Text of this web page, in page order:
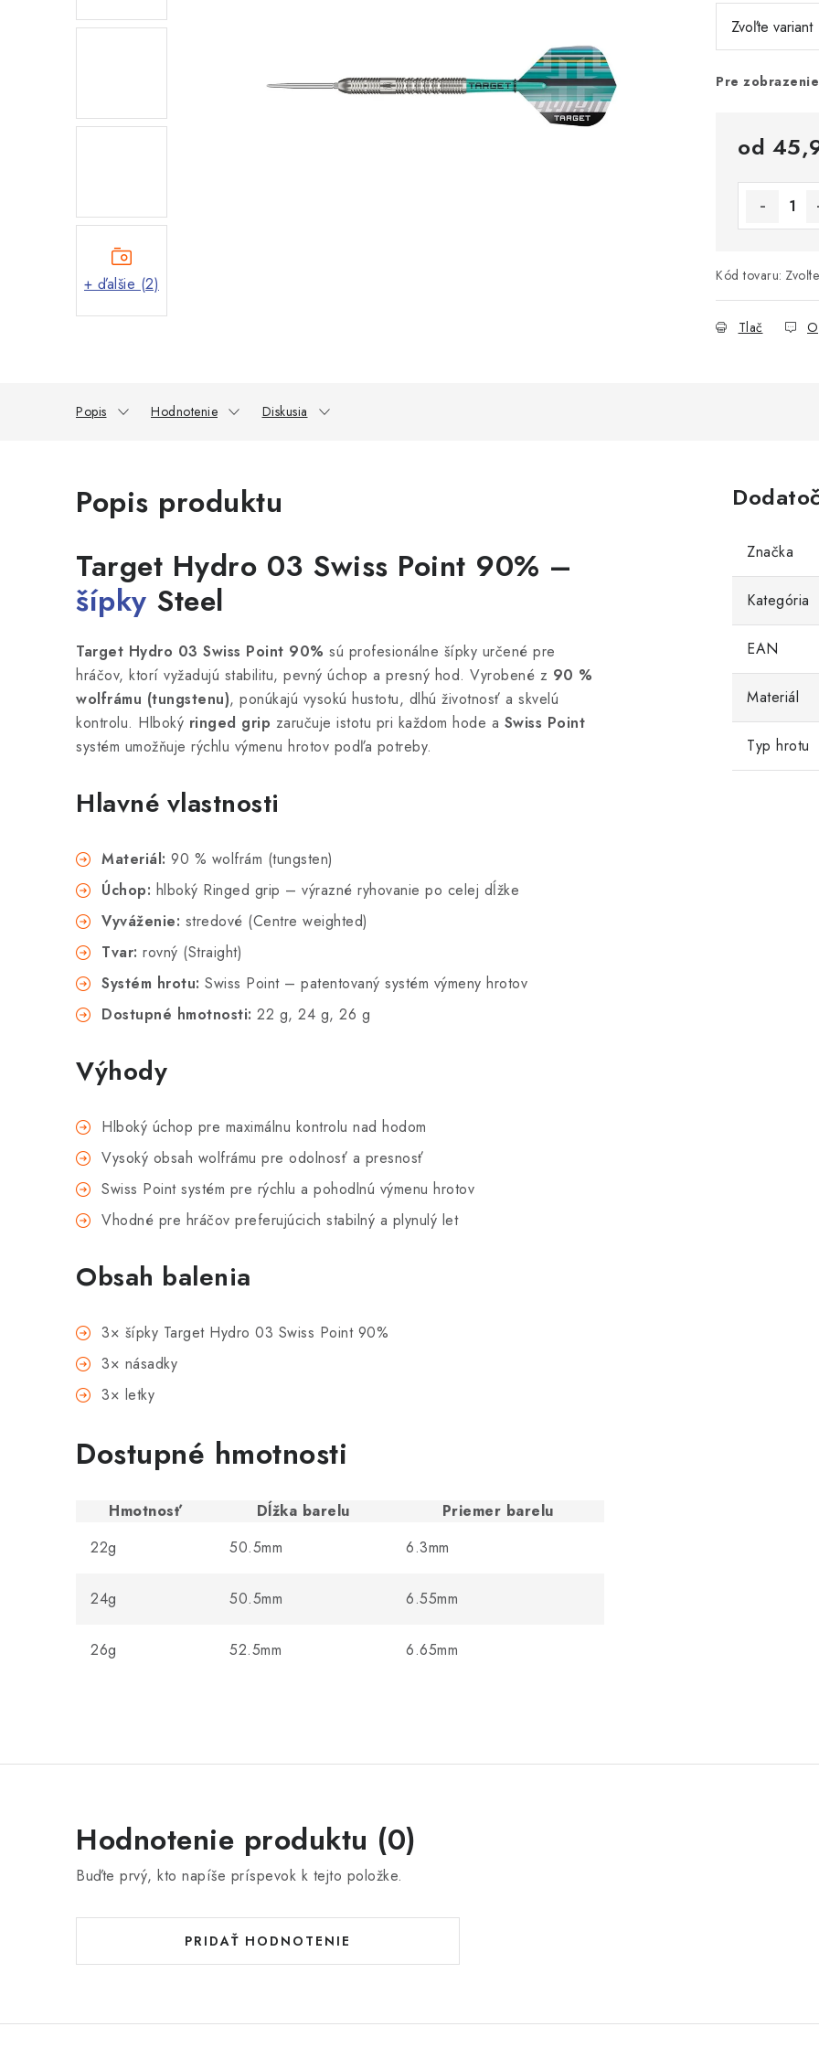
+ ďalšie (2)
Pre
od
Kód tovaru:
Tlač
Popis Hodnotenie Diskusia
Popis produktu
Target Hydro 03 Swiss Point 90% –
šípky Steel
Target Hydro 03 Swiss Point 90% sú profesionálne šípky určené pre
hráčov, ktorí vyžadujú stabilitu, pevný úchop a presný hod. Vyrobené z 90 %
wolfrámu (tungstenu), ponúkajú vysokú hustotu, dlhú životnosť a skvelú
kontrolu. Hlboký ringed grip zaručuje istotu pri každom hode a Swiss Point
systém umožňuje rýchlu výmenu hrotov podľa potreby.
Hlavné vlastnosti
Materiál: 90 % wolfrám (tungsten)
Úchop: hlboký Ringed grip – výrazné ryhovanie po celej dĺžke
Vyváženie: stredové (Centre weighted)
Tvar: rovný (Straight)
Systém hrotu: Swiss Point – patentovaný systém výmeny hrotov
Dostupné hmotnosti: 22 g, 24 g, 26 g
Výhody
Hlboký úchop pre maximálnu kontrolu nad hodom
Vysoký obsah wolfrámu pre odolnosť a presnosť
Swiss Point systém pre rýchlu a pohodlnú výmenu hrotov
Vhodné pre hráčov preferujúcich stabilný a plynulý let
Obsah balenia
3× šípky Target Hydro 03 Swiss Point 90%
3× násadky
3× letky
Dostupné hmotnosti
Hmotnosť Dĺžka barelu
Priemer barelu
22g
50.5mm 6.3mm
24g 50.5mm 6.55mm
26g 52.5mm 6.65mm
Značka
Kategória
EAN
Materiál
Typ hrotu
Hodnotenie produktu (0)
Buďte prvý, kto napíše príspevok k tejto položke.
PRIDAŤ HODNOTENIE